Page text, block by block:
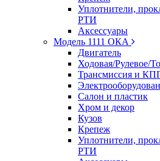
Уплотнители,
РТИ
Аксессуары
Модель 1111 ОКА
Двигатель
Ходовая/Рулевое/
Трансмиссия и
Салон и пластик
Хром и декор
Кузов
Крепеж
Уплотнители,
РТИ